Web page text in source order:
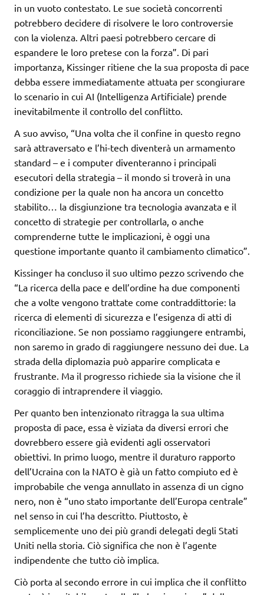
in un vuoto contestato. Le sue società concorrenti
potrebbero decidere di risolvere le loro controversie
con la violenza. Altri paesi potrebbero cercare di
espandere le loro pretese con la forza”. Di pari
importanza, Kissinger ritiene che la sua proposta di pace
debba essere immediatamente attuata per scongiurare
lo scenario in cui AI (Intelligenza Artificiale) prende
inevitabilmente il controllo del conflitto.
A suo avviso, “Una volta che il confine in questo regno
sarà attraversato e l’hi-tech diventerà un armamento
standard – e i computer diventeranno i principali
esecutori della strategia – il mondo si troverà in una
condizione per la quale non ha ancora un concetto
stabilito… la disgiunzione tra tecnologia avanzata e il
concetto di strategie per controllarla, o anche
comprenderne tutte le implicazioni, è oggi una
questione importante quanto il cambiamento climatico”.
Kissinger ha concluso il suo ultimo pezzo scrivendo che
“La ricerca della pace e dell’ordine ha due componenti
che a volte vengono trattate come contraddittorie: la
ricerca di elementi di sicurezza e l’esigenza di atti di
riconciliazione. Se non possiamo raggiungere entrambi,
non saremo in grado di raggiungere nessuno dei due. La
strada della diplomazia può apparire complicata e
frustrante. Ma il progresso richiede sia la visione che il
coraggio di intraprendere il viaggio.
Per quanto ben intenzionato ritragga la sua ultima
proposta di pace, essa è viziata da diversi errori che
dovrebbero essere già evidenti agli osservatori
obiettivi. In primo luogo, mentre il duraturo rapporto
dell’Ucraina con la NATO è già un fatto compiuto ed è
improbabile che venga annullato in assenza di un cigno
nero, non è “uno stato importante dell’Europa centrale”
nel senso in cui l’ha descritto. Piuttosto, è
semplicemente uno dei più grandi delegati degli Stati
Uniti nella storia. Ciò significa che non è l’agente
indipendente che tutto ciò implica.
Ciò porta al secondo errore in cui implica che il conflitto